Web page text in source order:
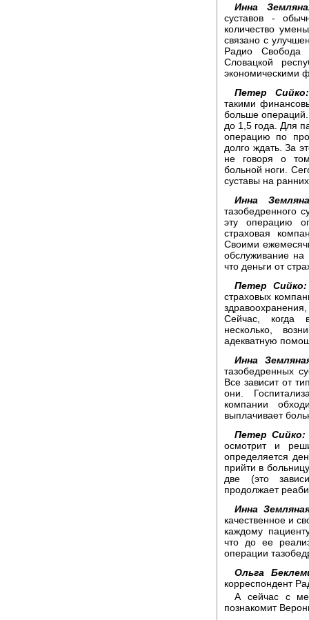
Инна
суставов -
количество
связано с
Радио Свобода
Словацкой
экономическими
Петер Сийко:
такими
больше операций.
до 1,5 года. Для
операцию по
долго ждать. За
не говоря о
больной ноги.
суставы на
Инна
тазобедренного
эту операцию
страховая
Своими
обслуживание на
что деньги от
Петер Сийко:
страховых
Сейчас, когда
несколько,
адекватную
Инна
тазобедренных
Все зависит от
они.
компании
выплачивает
Петер Сийко:
осмотрит и
определяется
прийти в
две (это
продолжает
Инна
качественное и
каждому
что до ее
операции
Ольга
корреспондент
А сейчас с
познакомит